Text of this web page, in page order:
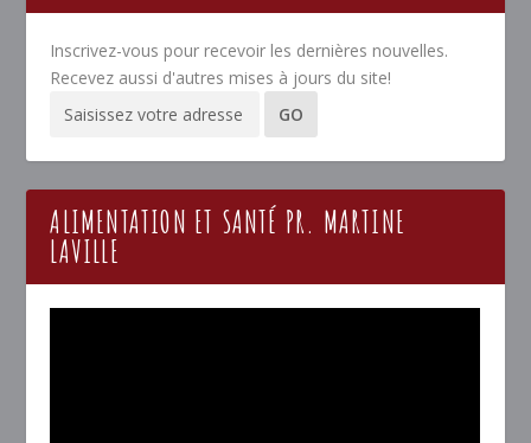
Inscrivez-vous pour recevoir les dernières nouvelles.
Recevez aussi d'autres mises à jours du site!
ALIMENTATION ET SANTÉ PR. MARTINE
LAVILLE